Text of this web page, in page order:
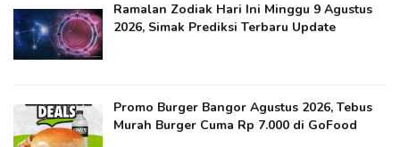
Ramalan Zodiak Hari Ini Minggu 9 Agustus
2026, Simak Prediksi Terbaru Update
Promo Burger Bangor Agustus 2026, Tebus
Murah Burger Cuma Rp 7.000 di GoFood